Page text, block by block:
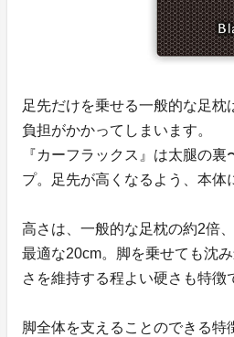
足先だけを乗せる一般的な足枕
負担がかかってしまいます。
『カーフラックス』は太腿の
プ。足先が高くなるよう、本体
高さは、一般的な足枕の約2倍
最適な20cm。脚を乗せても沈
さを維持する程よい硬さも特徴
脚全体を支えることのできる特